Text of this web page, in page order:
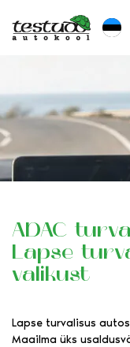
ADAC
Lapse
valikust
Lapse turvalisus
Maailma üks